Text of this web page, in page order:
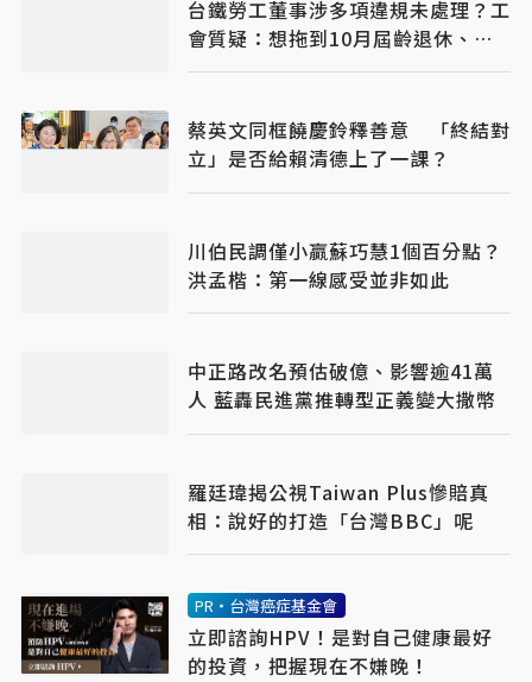
台鐵勞工董事涉多項違規未處理？工
會質疑：想拖到10月屆齡退休、領
終身俸
蔡英文同框饒慶鈴釋善意 「終結對
立」是否給賴清德上了一課？
川伯民調僅小贏蘇巧慧1個百分點？
洪孟楷：第一線感受並非如此
中正路改名預估破億、影響逾41萬
人 藍轟民進黨推轉型正義變大撒幣
羅廷瑋揭公視Taiwan Plus慘賠真
相：說好的打造「台灣BBC」呢
PR・台灣癌症基金會
立即諮詢HPV！是對自己健康最好
的投資，把握現在不嫌晚！